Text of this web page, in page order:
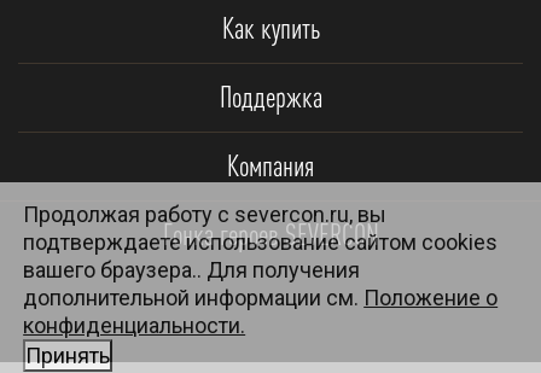
Как купить
Поддержка
Компания
Гонка героев SEVERCON
Продолжая работу с severcon.ru, вы
подтверждаете использование сайтом cookies
вашего браузера.. Для получения
дополнительной информации см. Положение о
конфиденциальности.
Принять